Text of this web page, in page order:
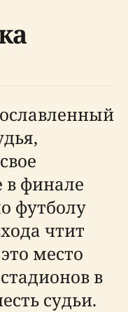
финале
футболу
чтит
место
в
судьи.